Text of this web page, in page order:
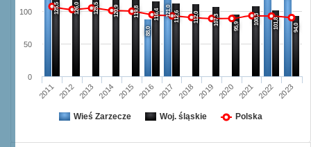
88,0
121,0
125,5
126,0 125,5 120,9 119,8 116,4 112,6 112,0 107,3 95,9
108,3 101,8 94,0
2011 2012 2013 2014 2015 2016 2017 2018 2019 2020 2021 2022 2023
0
50
100
Wieś Zarzecze Woj. śląskie Polska